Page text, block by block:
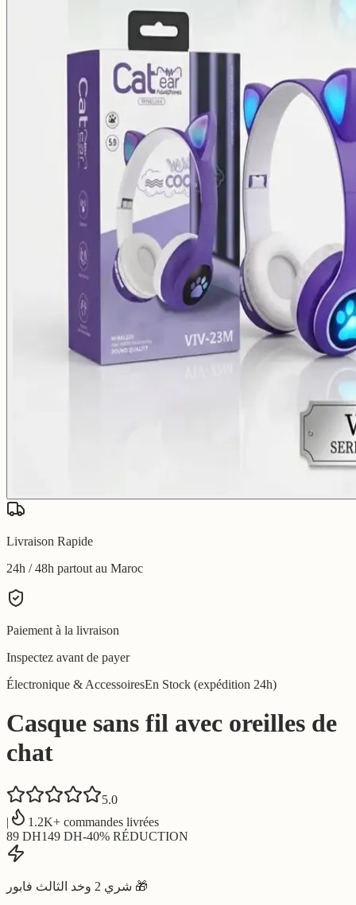
Livraison Rapide
24h / 48h partout au Maroc
Paiement à la livraison
Inspectez avant de payer
Électronique & AccessoiresEn Stock (expédition 24h)
Casque sans fil avec oreilles de
chat
5.0
|
1.2K+ commandes livrées
89 DH149 DH-40% RÉDUCTION
شري 2 وخد الثالث فابور 🎁